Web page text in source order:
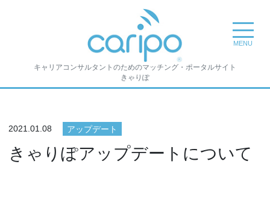
キャリアコンサルタントのためのマッチング・ポータルサイト
きゃりぽ
toggle
MENU
2021.01.08 アップデート
きゃりぽアップデートについて